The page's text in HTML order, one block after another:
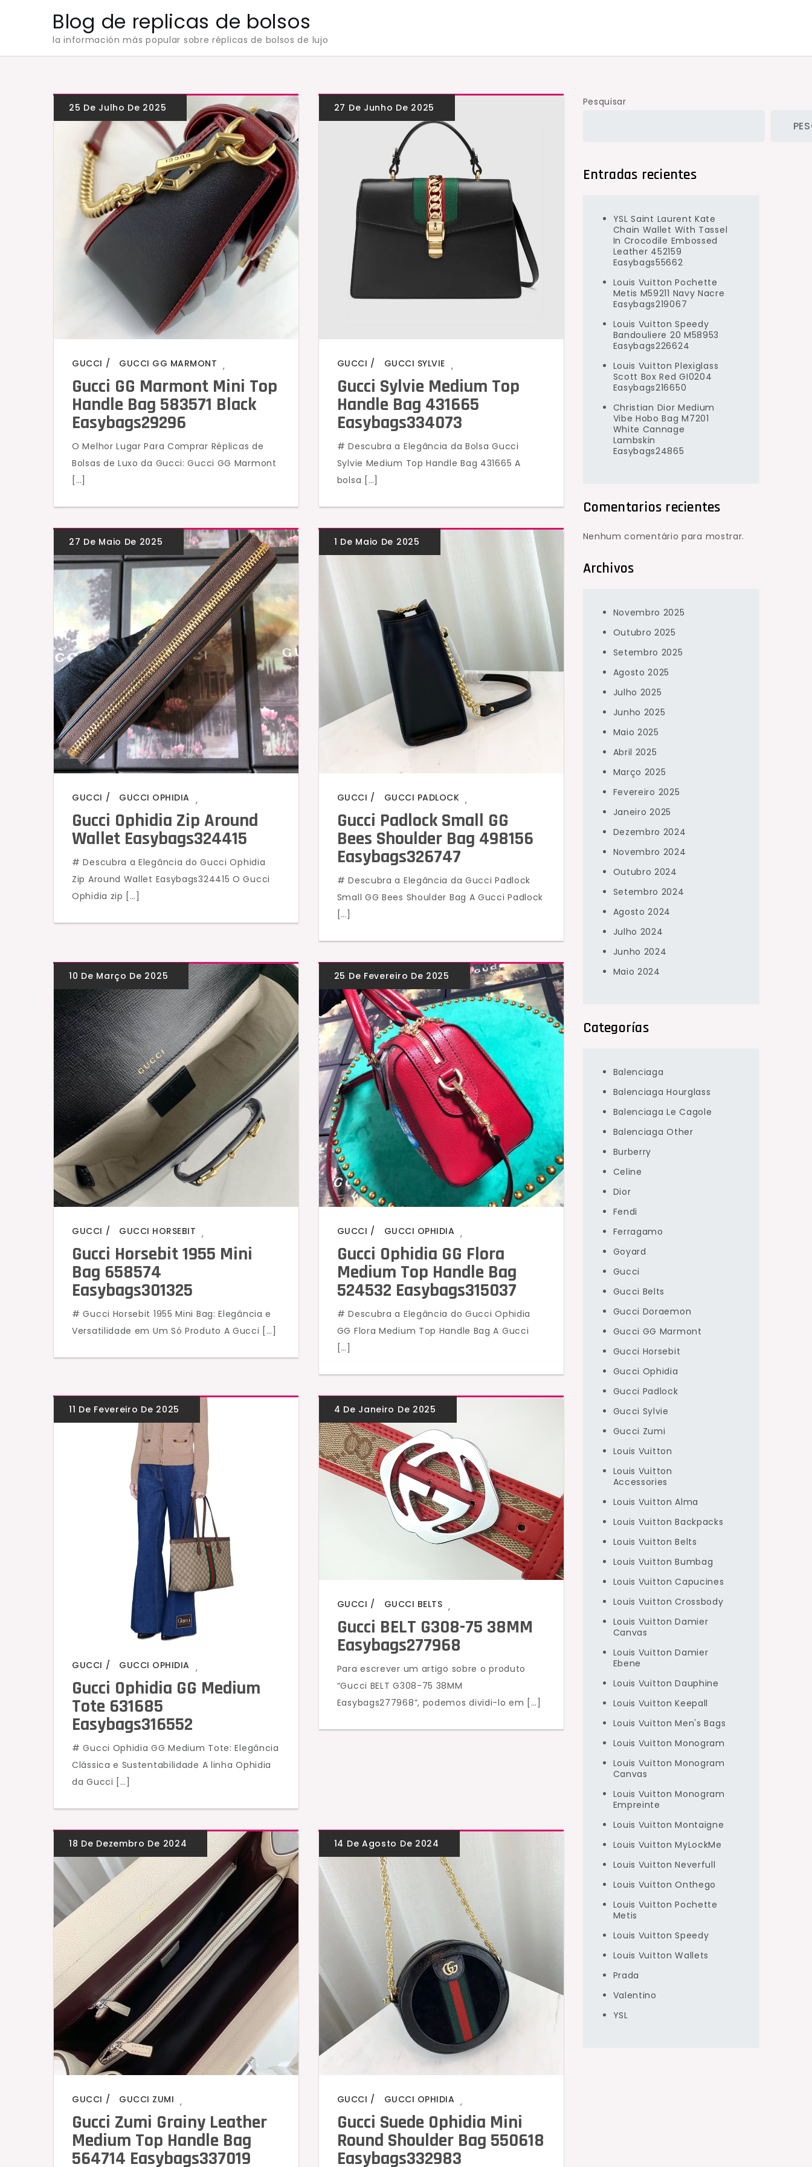
Blog de replicas de bolsos
la información más popular sobre réplicas de bolsos de lujo
GUCCI ,
GUCCI GG MARMONT
Gucci GG Marmont Mini Top
Handle Bag 583571 Black
Easybags29296
O Melhor Lugar Para Comprar Réplicas de
Bolsas de Luxo da Gucci: Gucci GG Marmont
[…]
GUCCI ,
GUCCI SYLVIE
Gucci Sylvie Medium Top
Handle Bag 431665
Easybags334073
# Descubra a Elegância da Bolsa Gucci
Sylvie Medium Top Handle Bag 431665 A
bolsa […]
GUCCI ,
GUCCI OPHIDIA
Gucci Ophidia Zip Around
Wallet Easybags324415
# Descubra a Elegância do Gucci Ophidia
Zip Around Wallet Easybags324415 O Gucci
Ophidia zip […]
GUCCI ,
GUCCI PADLOCK
Gucci Padlock Small GG
Bees Shoulder Bag 498156
Easybags326747
# Descubra a Elegância da Gucci Padlock
Small GG Bees Shoulder Bag A Gucci Padlock
[…]
GUCCI ,
GUCCI HORSEBIT
Gucci Horsebit 1955 Mini
Bag 658574
Easybags301325
# Gucci Horsebit 1955 Mini Bag: Elegância e
Versatilidade em Um Só Produto A Gucci […]
GUCCI ,
GUCCI OPHIDIA
Gucci Ophidia GG Flora
Medium Top Handle Bag
524532 Easybags315037
# Descubra a Elegância do Gucci Ophidia
GG Flora Medium Top Handle Bag A Gucci
[…]
GUCCI ,
GUCCI OPHIDIA
Gucci Ophidia GG Medium
Tote 631685
Easybags316552
# Gucci Ophidia GG Medium Tote: Elegância
Clássica e Sustentabilidade A linha Ophidia
da Gucci […]
GUCCI ,
GUCCI BELTS
Gucci BELT G308-75 38MM
Easybags277968
Para escrever um artigo sobre o produto
“Gucci BELT G308-75 38MM
Easybags277968”, podemos dividi-lo em […]
GUCCI ,
GUCCI ZUMI
Gucci Zumi Grainy Leather
Medium Top Handle Bag
564714 Easybags337019
GUCCI ,
GUCCI OPHIDIA
Gucci Suede Ophidia Mini
Round Shoulder Bag 550618
Easybags332983
Pesquisar
Entradas recientes
YSL Saint Laurent Kate
Chain Wallet With Tassel
In Crocodile Embossed
Leather 452159
Easybags55662
Louis Vuitton Pochette
Metis M59211 Navy Nacre
Easybags219067
Louis Vuitton Speedy
Bandouliere 20 M58953
Easybags226624
Louis Vuitton Plexiglass
Scott Box Red GI0204
Easybags216650
Christian Dior Medium
Vibe Hobo Bag M7201
White Cannage
Lambskin
Easybags24865
Comentarios recientes
Nenhum comentário para mostrar.
Archivos
Novembro 2025
Outubro 2025
Setembro 2025
Agosto 2025
Julho 2025
Junho 2025
Maio 2025
Abril 2025
Março 2025
Fevereiro 2025
Janeiro 2025
Dezembro 2024
Novembro 2024
Outubro 2024
Setembro 2024
Agosto 2024
Julho 2024
Junho 2024
Maio 2024
Categorías
Balenciaga
Balenciaga Hourglass
Balenciaga Le Cagole
Balenciaga Other
Burberry
Celine
Dior
Fendi
Ferragamo
Goyard
Gucci
Gucci Belts
Gucci Doraemon
Gucci GG Marmont
Gucci Horsebit
Gucci Ophidia
Gucci Padlock
Gucci Sylvie
Gucci Zumi
Louis Vuitton
Louis Vuitton
Accessories
Louis Vuitton Alma
Louis Vuitton Backpacks
Louis Vuitton Belts
Louis Vuitton Bumbag
Louis Vuitton Capucines
Louis Vuitton Crossbody
Louis Vuitton Damier
Canvas
Louis Vuitton Damier
Ebene
Louis Vuitton Dauphine
Louis Vuitton Keepall
Louis Vuitton Men's Bags
Louis Vuitton Monogram
Louis Vuitton Monogram
Canvas
Louis Vuitton Monogram
Empreinte
Louis Vuitton Montaigne
Louis Vuitton MyLockMe
Louis Vuitton Neverfull
Louis Vuitton Onthego
Louis Vuitton Pochette
Metis
Louis Vuitton Speedy
Louis Vuitton Wallets
Prada
Valentino
YSL